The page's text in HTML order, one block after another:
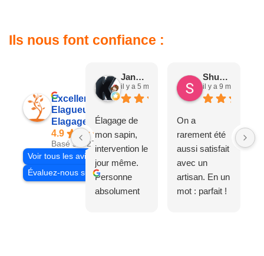
Ils nous font confiance :
Excellent
Elagueur 77
Elagage Villiers
4.9
Basé sur 27 avis
Voir tous les avis
Évaluez-nous sur
Jane D.
il y a 5 mois
Élagage de
mon sapin,
intervention le
jour même.
Personne
absolument
Shuang & Jean K.
il y a 9 mois
On a
rarement été
aussi satisfait
avec un
artisan. En un
mot : parfait !